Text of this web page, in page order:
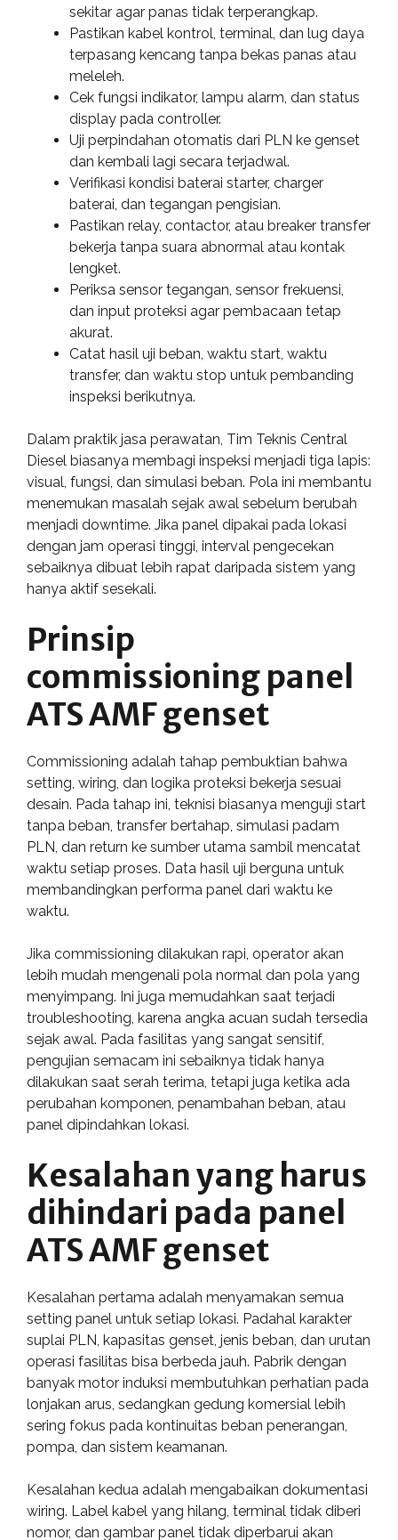
sekitar agar panas tidak terperangkap.
Pastikan kabel kontrol, terminal, dan lug daya
terpasang kencang tanpa bekas panas atau
meleleh.
Cek fungsi indikator, lampu alarm, dan status
display pada controller.
Uji perpindahan otomatis dari PLN ke genset
dan kembali lagi secara terjadwal.
Verifikasi kondisi baterai starter, charger
baterai, dan tegangan pengisian.
Pastikan relay, contactor, atau breaker transfer
bekerja tanpa suara abnormal atau kontak
lengket.
Periksa sensor tegangan, sensor frekuensi,
dan input proteksi agar pembacaan tetap
akurat.
Catat hasil uji beban, waktu start, waktu
transfer, dan waktu stop untuk pembanding
inspeksi berikutnya.
Dalam praktik jasa perawatan, Tim Teknis Central
Diesel biasanya membagi inspeksi menjadi tiga lapis:
visual, fungsi, dan simulasi beban. Pola ini membantu
menemukan masalah sejak awal sebelum berubah
menjadi downtime. Jika panel dipakai pada lokasi
dengan jam operasi tinggi, interval pengecekan
sebaiknya dibuat lebih rapat daripada sistem yang
hanya aktif sesekali.
Prinsip
commissioning panel
ATS AMF genset
Commissioning adalah tahap pembuktian bahwa
setting, wiring, dan logika proteksi bekerja sesuai
desain. Pada tahap ini, teknisi biasanya menguji start
tanpa beban, transfer bertahap, simulasi padam
PLN, dan return ke sumber utama sambil mencatat
waktu setiap proses. Data hasil uji berguna untuk
membandingkan performa panel dari waktu ke
waktu.
Jika commissioning dilakukan rapi, operator akan
lebih mudah mengenali pola normal dan pola yang
menyimpang. Ini juga memudahkan saat terjadi
troubleshooting, karena angka acuan sudah tersedia
sejak awal. Pada fasilitas yang sangat sensitif,
pengujian semacam ini sebaiknya tidak hanya
dilakukan saat serah terima, tetapi juga ketika ada
perubahan komponen, penambahan beban, atau
panel dipindahkan lokasi.
Kesalahan yang harus
dihindari pada panel
ATS AMF genset
Kesalahan pertama adalah menyamakan semua
setting panel untuk setiap lokasi. Padahal karakter
suplai PLN, kapasitas genset, jenis beban, dan urutan
operasi fasilitas bisa berbeda jauh. Pabrik dengan
banyak motor induksi membutuhkan perhatian pada
lonjakan arus, sedangkan gedung komersial lebih
sering fokus pada kontinuitas beban penerangan,
pompa, dan sistem keamanan.
Kesalahan kedua adalah mengabaikan dokumentasi
wiring. Label kabel yang hilang, terminal tidak diberi
nomor, dan gambar panel tidak diperbarui akan